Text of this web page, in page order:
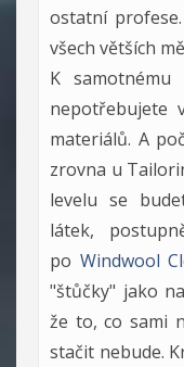
ostatní
všech větších
K
nepotřebujete
materiálů. A
zrovna u
levelu se
látek,
po Windwool
"štůčky" jako
že to, co sami
stačit nebude.